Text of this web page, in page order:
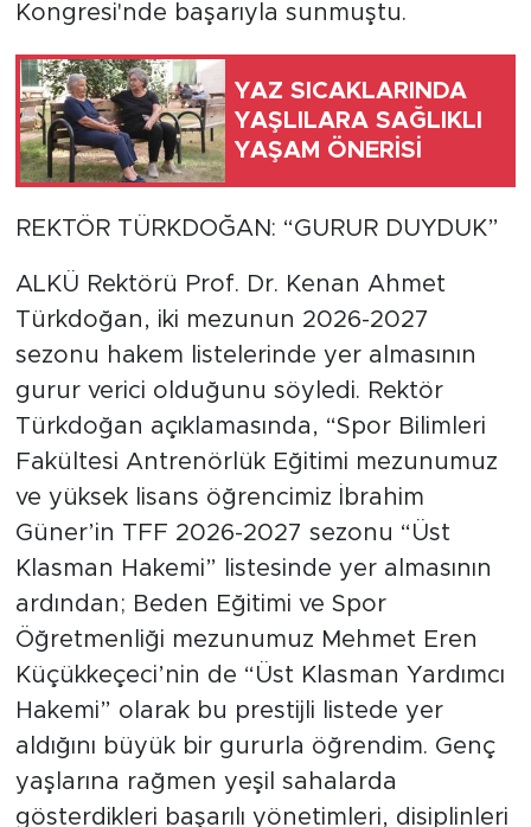
Kongresi'nde başarıyla sunmuştu.
YAZ SICAKLARINDA
YAŞLILARA SAĞLIKLI
YAŞAM ÖNERİSİ
REKTÖR TÜRKDOĞAN: “GURUR DUYDUK”
ALKÜ Rektörü Prof. Dr. Kenan Ahmet
Türkdoğan, iki mezunun 2026-2027
sezonu hakem listelerinde yer almasının
gurur verici olduğunu söyledi. Rektör
Türkdoğan açıklamasında, “Spor Bilimleri
Fakültesi Antrenörlük Eğitimi mezunumuz
ve yüksek lisans öğrencimiz İbrahim
Güner’in TFF 2026-2027 sezonu “Üst
Klasman Hakemi” listesinde yer almasının
ardından; Beden Eğitimi ve Spor
Öğretmenliği mezunumuz Mehmet Eren
Küçükkeçeci’nin de “Üst Klasman Yardımcı
Hakemi” olarak bu prestijli listede yer
aldığını büyük bir gururla öğrendim. Genç
yaşlarına rağmen yeşil sahalarda
gösterdikleri başarılı yönetimleri, disiplinleri